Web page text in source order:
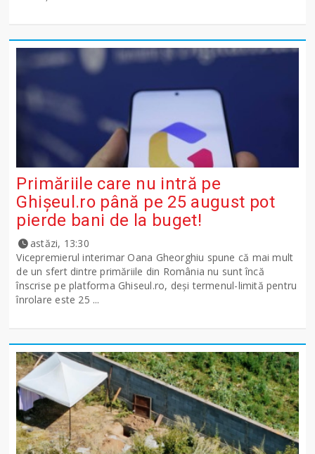
Primăriile care nu intră pe
Ghişeul.ro până pe 25 august pot
pierde bani de la buget!
astăzi, 13:30
Vicepremierul interimar Oana Gheorghiu spune că mai mult
de un sfert dintre primăriile din România nu sunt încă
înscrise pe platforma Ghiseul.ro, deși termenul-limită pentru
înrolare este 25 ...